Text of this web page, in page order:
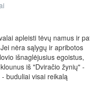
apleisti tėvų namus ir
nėra sąlygų ir apribotos
išnaglėjusius egoistus,
iš "Dviračio žynių" -
buduliai visai reikalą